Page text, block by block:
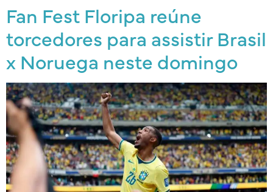
Fan Fest Floripa reúne
torcedores para assistir Brasil
x Noruega neste domingo